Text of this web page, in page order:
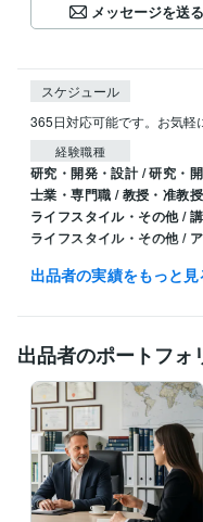
メッセージを送る
スケジュール
365日対応可能です。お気軽
経験職種
研究・開発・設計 / 研究・
士業・専門職 / 教授・准教
ライフスタイル・その他 /
ライフスタイル・その他 /
職歴
東大病院経営改善提案プロ
財団 研究助成 日本心臓リ
賞 明治安田厚生事業団 健
ツ科学振興財団 優秀入選
きり対策 神奈川県医師会
会大会、シンポジスト 東大
シンポジスト
健康スポー
予防する！講師（日本健康
出品者の実績をもっと見
出品者のポートフォ